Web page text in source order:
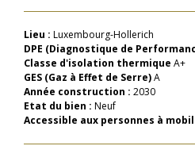
Lieu : Luxembourg-Hollerich
DPE (Diagnostique de
Classe d'isolation thermique A+
GES (Gaz à Effet de Serre)A
Année construction : 2030
Etat du bien : Neuf
Accessible aux personnes à